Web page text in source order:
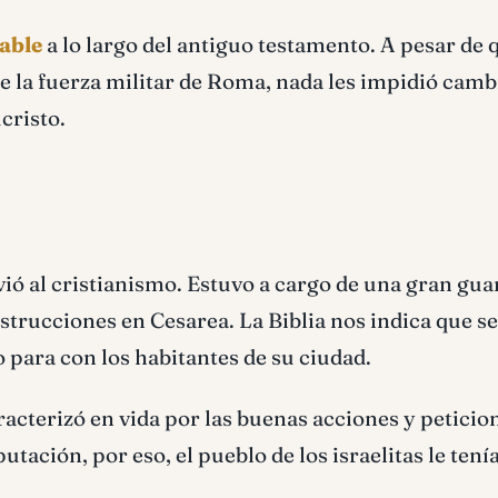
a lo largo del antiguo testamento. A pesar de
la fuerza militar de Roma, nada les impidió
al cristianismo. Estuvo a cargo de una gran
en Cesarea. La Biblia nos indica que
con los habitantes de su ciudad.
en vida por las buenas acciones y
por eso, el pueblo de los israelitas le